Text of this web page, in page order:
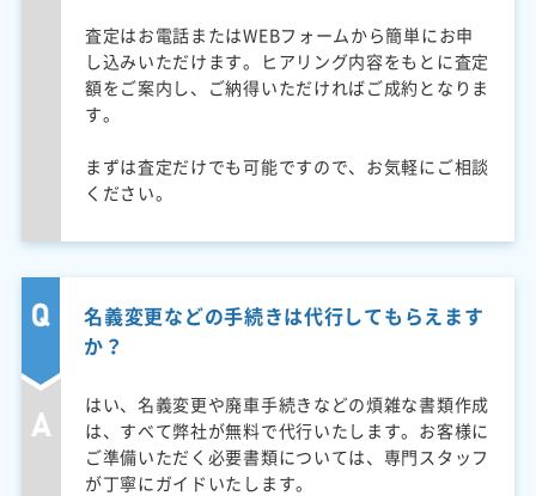
査定はお電話またはWEBフォームから簡単にお申
し込みいただけます。ヒアリング内容をもとに査定
額をご案内し、ご納得いただければご成約となりま
す。
まずは査定だけでも可能ですので、お気軽にご相談
ください。
名義変更などの手続きは代行してもらえます
か？
はい、名義変更や廃車手続きなどの煩雑な書類作成
は、すべて弊社が無料で代行いたします。お客様に
ご準備いただく必要書類については、専門スタッフ
が丁寧にガイドいたします。